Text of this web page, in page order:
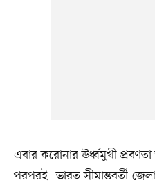
এবার করোনার ঊর্ধ্বমুখী
পরপরই। ভারত সীমান্তবর্তী